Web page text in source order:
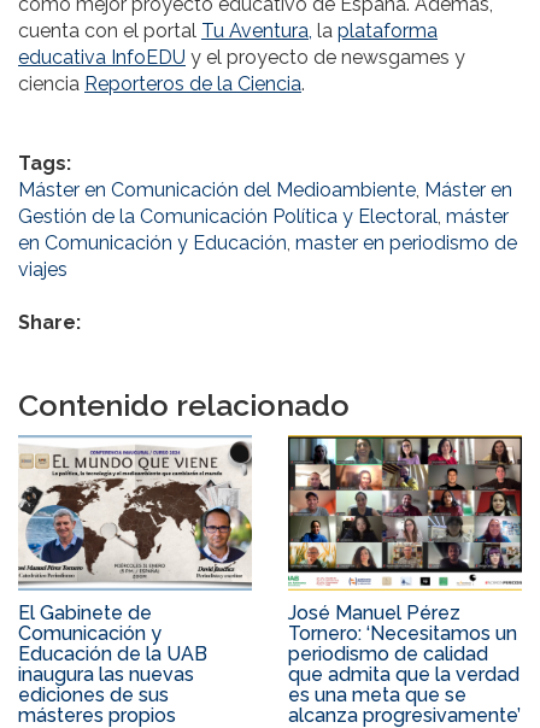
cuenta con el portal Tu Aventura, la plataforma
educativa InfoEDU y el proyecto de newsgames y
ciencia Reporteros de la Ciencia.
Tags:
Máster en Comunicación del Medioambiente Máster en
Gestión de la Comunicación Política y Electoral máster
en Comunicación y Educación master en periodismo de
viajes
Share:
Contenido relacionado
El Gabinete de
Comunicación y
Educación de la UAB
inaugura las nuevas
ediciones de sus
másteres propios
José Manuel Pérez
Tornero: ‘Necesitamos un
periodismo de calidad
que admita que la verdad
es una meta que se
alcanza progresivamente’